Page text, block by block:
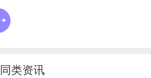
同类资讯